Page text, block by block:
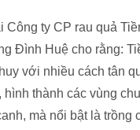
Công ty CP rau quả
Đình Huệ cho rằng:
với nhiều cách tân
thành các vùng
mà nổi bật là